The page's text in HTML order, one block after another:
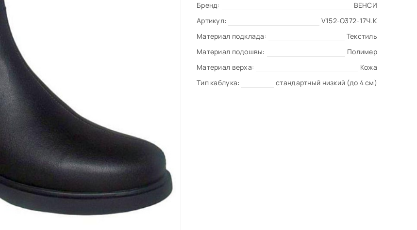
Бренд:
ВЕНСИ
Артикул:
V152-Q372-17Ч.К
Материал подклада:
Текстиль
Материал подошвы:
Полимер
Материал верха:
Кожа
Тип каблука:
стандартный низкий (до 4 см)